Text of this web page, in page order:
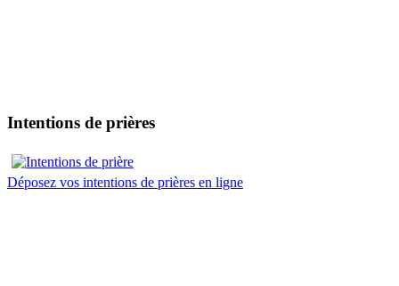
Intentions de prières
Déposez vos intentions de prières en ligne